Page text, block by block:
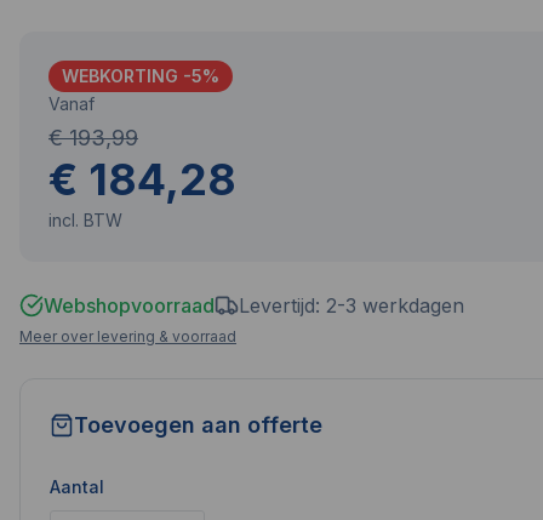
WEBKORTING -5%
Vanaf
€ 193,99
€ 184,28
incl. BTW
Webshopvoorraad Levertijd: 2-3 werkdagen
Meer over levering & voorraad
Toevoegen aan offerte
Aantal